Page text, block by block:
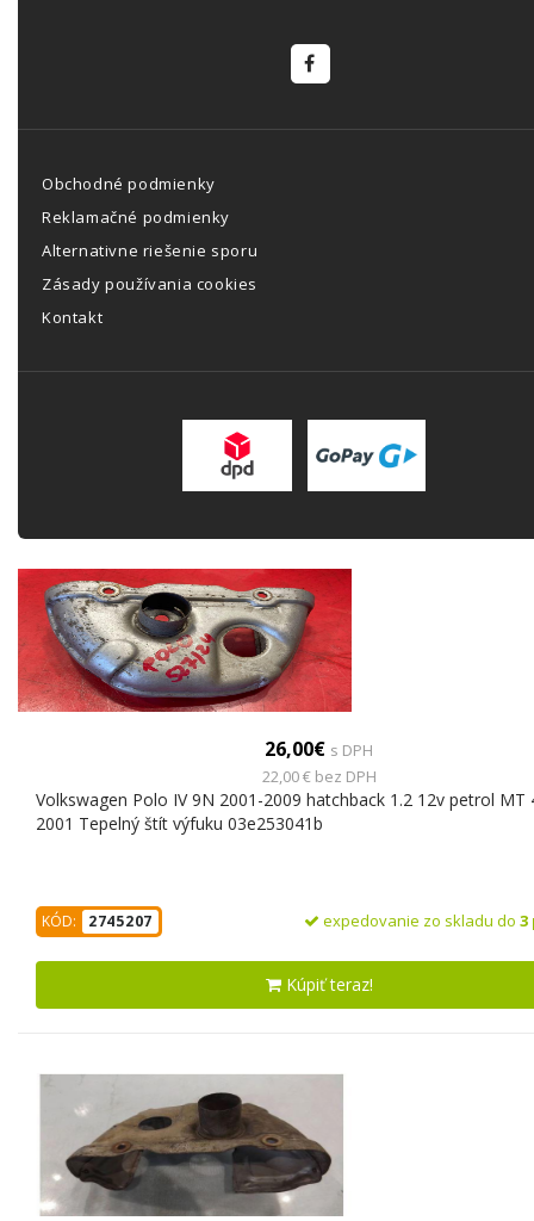
Obchodné podmienky
Reklamačné podmienky
Alternativne riešenie sporu
Zásady používania cookies
Kontakt
26,00€ s DPH
22,00 € bez DPH
Volkswagen Polo IV 9N 2001-2009 hatchback 1.2 12v petrol MT
2001 Tepelný štít výfuku 03e253041b
KÓD: 2745207 expedovanie zo skladu do 3
Kúpiť teraz!